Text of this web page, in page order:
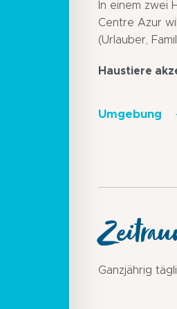
In einem zwei
Centre Azur
(Urlauber,
Haustiere
Umgebung
Ganzjährig